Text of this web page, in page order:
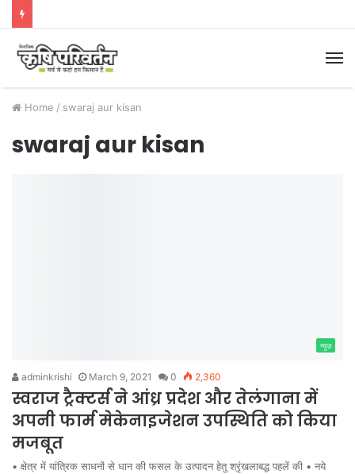
Home / swaraj aur kisan
swaraj aur kisan
न्यूज़
adminkrishi March 9, 2021 0 2,360
स्वराज ट्रैक्टर्स ने आंध्र प्रदेश और तेलंगाना में
अपनी फार्म मेकेनाइजेशन उपस्थिति को किया
मजबूत
• क्षेत्र में यांत्रिक साधनों से धान की फसल के उत्पादन हेतु श्रृंखलाबद्ध पहलें की • नये